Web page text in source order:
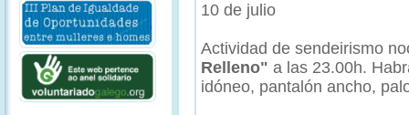
10 de julio
Actividad de sendeirismo
Relleno" a las 23.00h.
idóneo, pantalón ancho,